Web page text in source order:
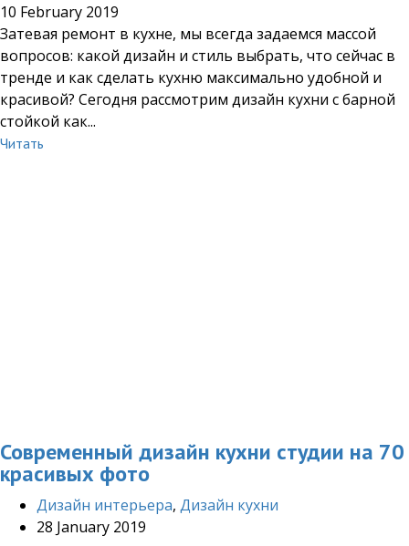
10 February 2019
Затевая ремонт в кухне, мы всегда задаемся массой
вопросов: какой дизайн и стиль выбрать, что сейчас в
тренде и как сделать кухню максимально удобной и
красивой? Сегодня рассмотрим дизайн кухни с барной
стойкой как...
Читать
Современный дизайн кухни студии на 70
красивых фото
Дизайн интерьера, Дизайн кухни
28 January 2019